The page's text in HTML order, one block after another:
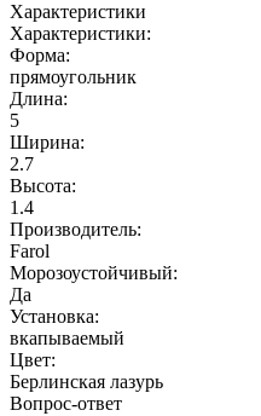
Характеристики
Характеристики:
Форма:
прямоугольник
Длина:
5
Ширина:
2.7
Высота:
1.4
Производитель:
Farol
Морозоустойчивый:
Да
Установка:
вкапываемый
Цвет:
Берлинская лазурь
Вопрос-ответ